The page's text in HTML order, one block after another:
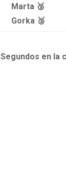
Marta 🥉
Gorka 🥉
Segundos en la